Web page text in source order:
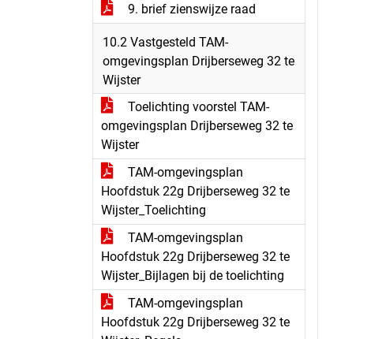
9. brief zienswijze raad
10.2 Vastgesteld TAM-
omgevingsplan Drijberseweg 32 te
Wijster
Toelichting voorstel TAM-
omgevingsplan Drijberseweg 32 te
Wijster
TAM-omgevingsplan
Hoofdstuk 22g Drijberseweg 32 te
Wijster_Toelichting
TAM-omgevingsplan
Hoofdstuk 22g Drijberseweg 32 te
Wijster_Bijlagen bij de toelichting
TAM-omgevingsplan
Hoofdstuk 22g Drijberseweg 32 te